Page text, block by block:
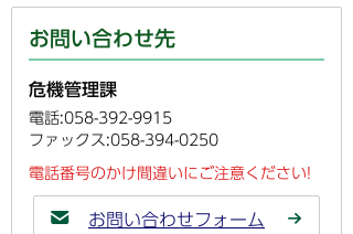
お問い合わせ先
危機管理課
電話:058-392-9915
ファックス:058-394-0250
電話番号のかけ間違いにご注意ください!
お問い合わせフォーム